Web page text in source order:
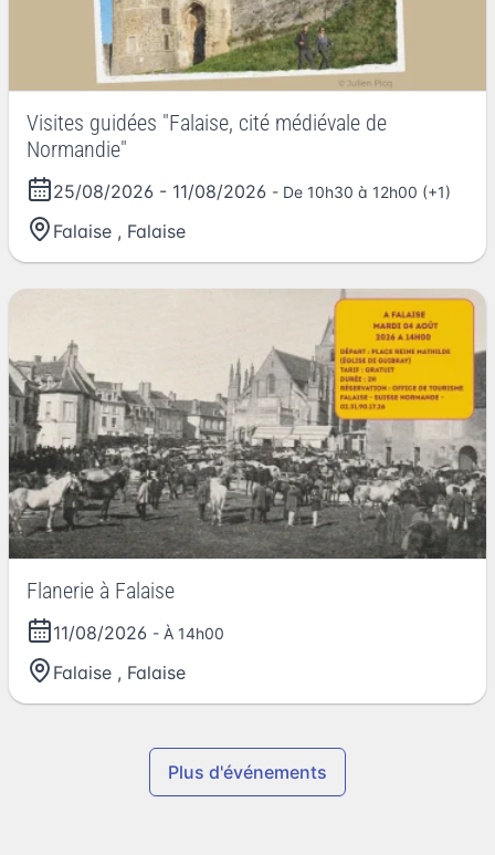
Visites guidées "Falaise, cité médiévale de
Normandie"
25/08/2026 - 11/08/2026 - De 10h30 à 12h00 (+1)
Falaise , Falaise
Flanerie à Falaise
11/08/2026 - À 14h00
Falaise , Falaise
Plus d'événements